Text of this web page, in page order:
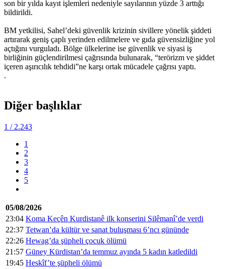
son bir yılda kayıt işlemleri nedeniyle sayılarının yüzde 3 arttığı
bildirildi.
BM yetkilisi, Sahel’deki güvenlik krizinin sivillere yönelik şiddeti
artırarak geniş çaplı yerinden edilmelere ve gıda güvensizliğine yol
açtığını vurguladı. Bölge ülkelerine ise güvenlik ve siyasi iş
birliğinin güçlendirilmesi çağrısında bulunarak, “terörizm ve şiddet
içeren aşırıcılık tehdidi”ne karşı ortak mücadele çağrısı yaptı.
.
Diğer başlıklar
1 / 2.243
1
2
3
4
5
05/08/2026
23:04 Koma Keçên Kurdistanê ilk konserini Silêmanî’de verdi
22:37 Tetwan’da kültür ve sanat buluşması 6’ncı gününde
22:26 Hewag’da şüpheli çocuk ölümü
21:57 Güney Kürdistan’da temmuz ayında 5 kadın katledildi
19:45 Heskîf’te şüpheli ölümü